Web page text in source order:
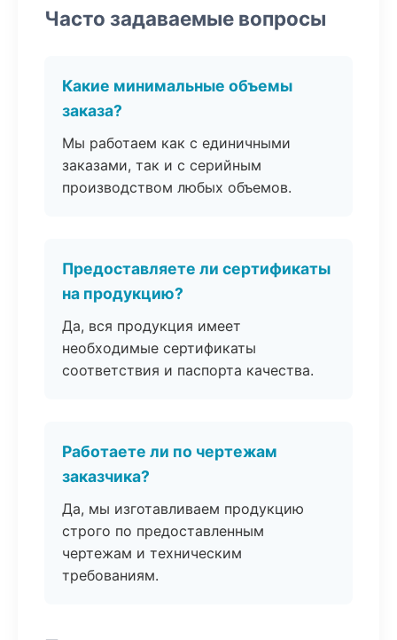
Часто задаваемые вопросы
Какие минимальные объемы
заказа?
Мы работаем как с единичными
заказами, так и с серийным
производством любых объемов.
Предоставляете ли сертификаты
на продукцию?
Да, вся продукция имеет
необходимые сертификаты
соответствия и паспорта качества.
Работаете ли по чертежам
заказчика?
Да, мы изготавливаем продукцию
строго по предоставленным
чертежам и техническим
требованиям.